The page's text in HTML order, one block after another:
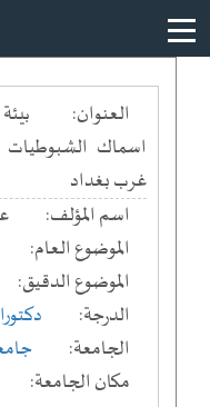
العنوان:
اسماك الشبوطيات
غرب بغداد
اسم المؤلف:
الموضوع العام:
الموضوع الدقيق:
الدرجة:
الجامعة:
مكان الجامعة: